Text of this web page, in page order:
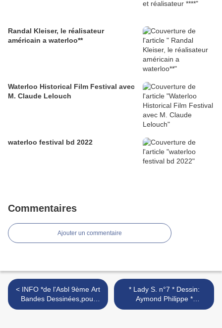
Randal Kleiser, le réalisateur
américain a waterloo**
Waterloo Historical Film Festival avec
M. Claude Lelouch
waterloo festival bd 2022
Commentaires
Ajouter un commentaire
< INFO *de l'Asbl 9ème Art
Bandes Dessinées,pour
10e Festival BD de
* Lady S. n°7 * Dessin:
Aymond Philippe *
Scénario: Van Hamme